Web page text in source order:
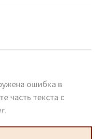
ошибка в
часть текста с
.